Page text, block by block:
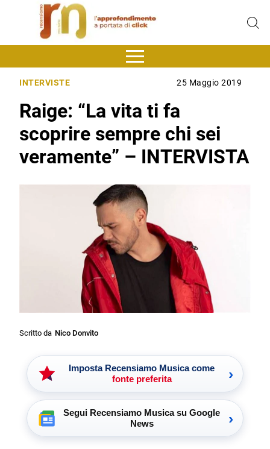
INTERVISTE 25 Maggio 2019
Raige: “La vita ti fa
scoprire sempre chi sei
veramente” – INTERVISTA
Scritto da Nico Donvito
Imposta Recensiamo Musica come
fonte preferita
›
Segui Recensiamo Musica su Google
News
›